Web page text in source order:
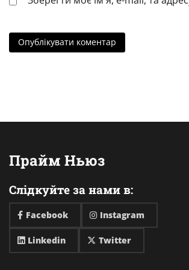
Прайм Ньюз
Слідкуйте за нами в:
Facebook Instagram
Linkedin Twitter